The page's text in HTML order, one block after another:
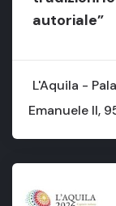
autoriale”
L'Aquila -
Emanuele II,